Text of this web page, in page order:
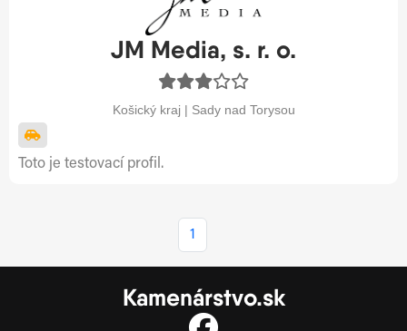
JM Media, s. r. o.
Košický kraj | Sady nad Torysou
Toto je testovací profil.
1
Kamenárstvo.sk